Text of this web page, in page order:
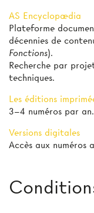
AS Encyclopædia
Plateforme
décennies de
Fonctions).
Recherche par
techniques.
Les éditions
3–4 numéros par an.
Versions digitales
Accès aux numéros